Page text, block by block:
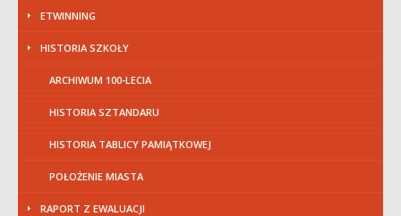
ETWINNING
HISTORIA SZKOŁY
ARCHIWUM 100-LECIA
HISTORIA SZTANDARU
HISTORIA TABLICY PAMIĄTKOWEJ
POŁOŻENIE MIASTA
RAPORT Z EWALUACJI